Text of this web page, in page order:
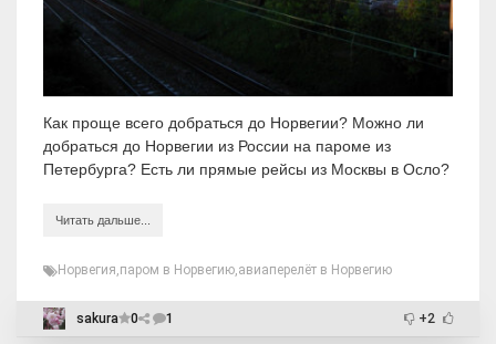
Как проще всего добраться до Норвегии? Можно ли
добраться до Норвегии из России на пароме из
Петербурга? Есть ли прямые рейсы из Москвы в Осло?
Читать дальше...
Норвегия,паром в Норвегию,авиаперелёт в Норвегию
sakura 0 1 +2